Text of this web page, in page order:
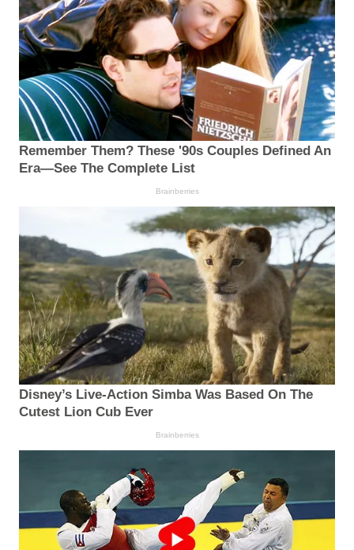
Remember Them? These '90s Couples Defined An
Era—See The Complete List
Brainberries
Disney’s Live-Action Simba Was Based On The
Cutest Lion Cub Ever
Brainberries